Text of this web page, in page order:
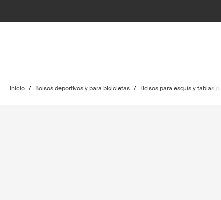
Inicio / Bolsos deportivos y para bicicletas / Bolsos para esquís y tablas